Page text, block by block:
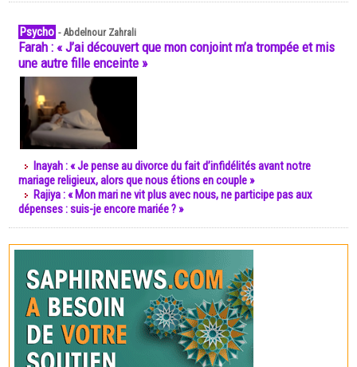
Psycho -Abdelnour Zahrali
Farah : « J’ai découvert que mon conjoint m’a trompée et mis
une autre fille enceinte »
Inayah : « Je pense au divorce du fait d’infidélités avant notre
mariage religieux, alors que nous étions en couple »
Rajiya : « Mon mari ne vit plus avec nous, ne participe pas aux
dépenses : suis-je encore mariée ? »